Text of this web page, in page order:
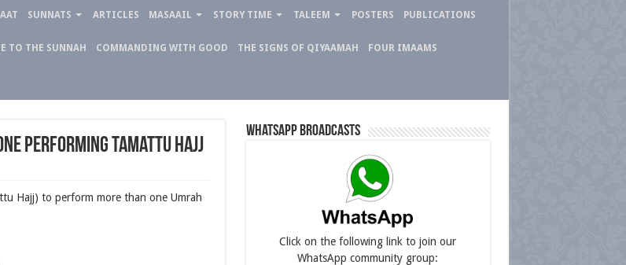
SUNNATS ARTICLES MASAAIL STORY TIME TALEEM POSTERS PUBLICATIONS
TO THE SUNNAH COMMANDING WITH GOOD THE SIGNS OF QIYAAMAH FOUR IMAAMS
performing Tamattu Hajj
Hajj) to perform more than one Umrah
Whatsapp Broadcasts
Click on the following link to join our
WhatsApp community group: